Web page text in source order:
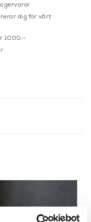
dig för vårt
1000:-